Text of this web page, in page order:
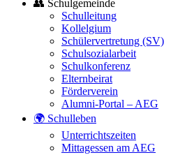
👥 Schulgemeinde
Schulleitung
Kollelgium
Schülervertretung (SV)
Schulsozialarbeit
Schulkonferenz
Elternbeirat
Förderverein
Alumni-Portal – AEG
🌍 Schulleben
Unterrichtszeiten
Mittagessen am AEG